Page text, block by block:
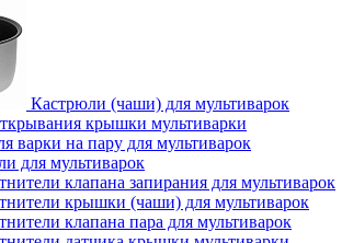
Кастрюли (чаши) для мультиварок
крышки мультиварки
варки на пару для мультиварок
для мультиварок
клапана запирания для мультиварок
крышки (чаши) для мультиварок
клапана пара для мультиварок